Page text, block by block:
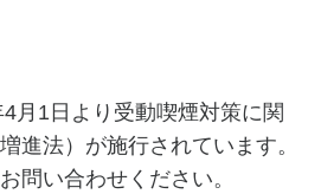
月1日より受動喫煙対策に関
進法）が施行されています。
問い合わせください。